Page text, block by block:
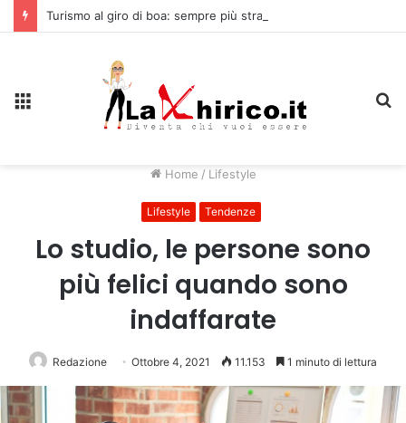
Turismo al giro di boa: sempre più stranieri in Riviera
Home / Lifestyle
Lifestyle Tendenze
Lo studio, le persone sono
più felici quando sono
indaffarate
Redazione Ottobre 4, 2021 11.153 1 minuto di lettura